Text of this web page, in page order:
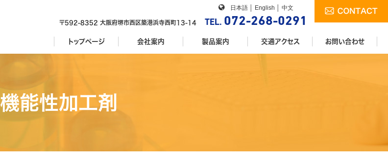
〒592-8352 大阪府堺市西区築港浜寺西町13-14
 日本語 English 中文
TEL. 072-268-0291
トップページ 会社案内 製品案内 交通アクセス お問い合わせ
機能性加工剤